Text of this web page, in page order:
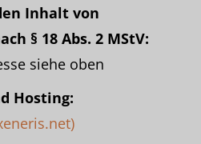
Inhalt von
§ 18 Abs. 2 MStV:
siehe oben
Hosting: